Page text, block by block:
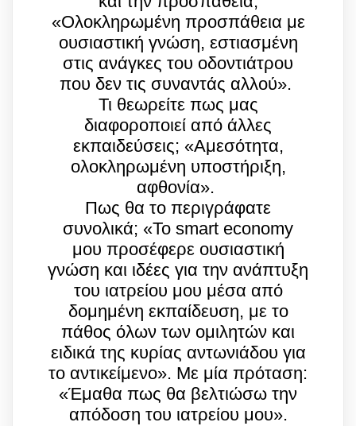
«Ολοκληρωμένη προσπάθεια με
ουσιαστική γνώση, εστιασμένη
στις ανάγκες του οδοντιάτρου
που δεν τις συναντάς αλλού».
Τι θεωρείτε πως μας
διαφοροποιεί από άλλες
εκπαιδεύσεις; «Αμεσότητα,
ολοκληρωμένη υποστήριξη,
αφθονία».
Πως θα το περιγράφατε
συνολικά; «Το smart economy
μου προσέφερε ουσιαστική
γνώση και ιδέες για την ανάπτυξη
του ιατρείου μου μέσα από
δομημένη εκπαίδευση, με το
πάθος όλων των ομιλητών και
ειδικά της κυρίας αντωνιάδου για
το αντικείμενο». Mε μία πρόταση:
«Έμαθα πως θα βελτιώσω την
απόδοση του ιατρείου μου».